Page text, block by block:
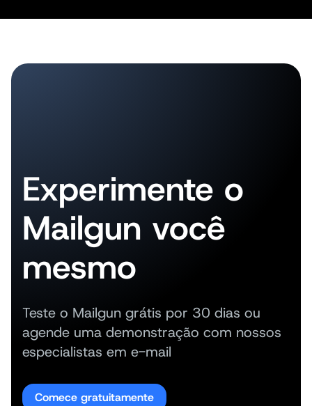
Experimente o
Mailgun você
mesmo
Teste o Mailgun grátis por 30 dias ou
agende uma demonstração com nossos
especialistas em e-mail
Comece gratuitamente